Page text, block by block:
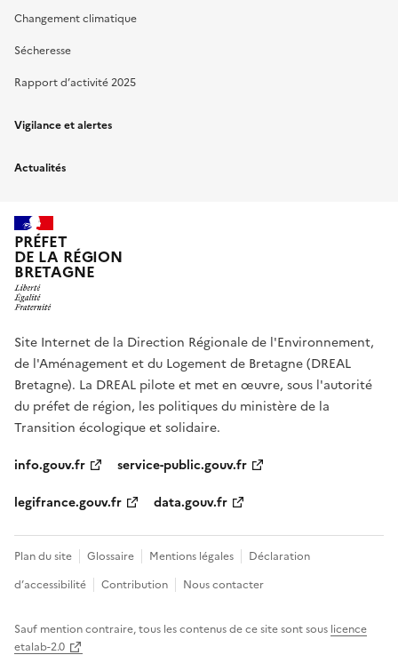
Changement climatique
Sécheresse
Rapport d’activité 2025
Vigilance et alertes
Actualités
PRÉFET
DE LA RÉGION
BRETAGNE
Site Internet de la Direction Régionale de l'Environnement,
de l'Aménagement et du Logement de Bretagne (DREAL
Bretagne). La DREAL pilote et met en œuvre, sous l'autorité
du préfet de région, les politiques du ministère de la
Transition écologique et solidaire.
info.gouv.fr
service-public.gouv.fr
legifrance.gouv.fr
data.gouv.fr
Plan du site Glossaire Mentions légales
Déclaration
d’accessibilité
Contribution Nous contacter
Sauf mention contraire, tous les contenus de ce site sont sous licence
etalab-2.0